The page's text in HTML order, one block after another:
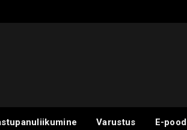
Varustus E-pood